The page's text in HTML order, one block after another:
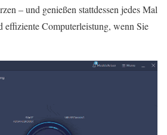
– und genießen stattdessen jedes Mal
effiziente Computerleistung, wenn Sie